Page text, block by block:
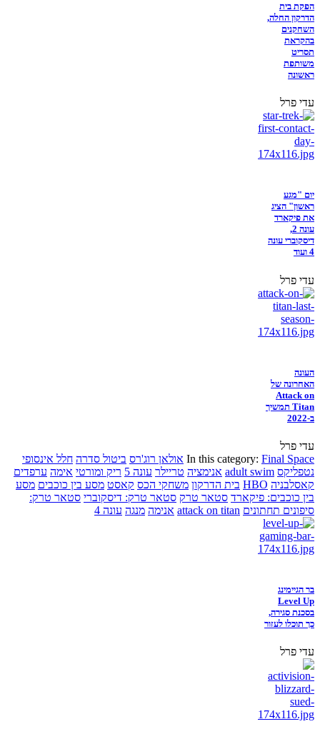
הפקת בית
הדרקון החלה,
השחקנים
בהקראת
תסריט
משותפת
ראשונה
עדי פרל
יום "מגע
ראשון" הציג
את פיקארד
עונה 2,
דיסקוברי עונה
4 ועוד
עדי פרל
העונה
האחרונה של
Attack on
Titan תמשיך
ב-2022
עדי פרל
In this category: Final Space אולאן רוג'רס ביטול סדרה חלל אינסופי
נטפליקס adult swim אנימציה טריילר עונה 5 ריק ומורטי אימה ערפדים
קאסלבניה HBO בית הדרקון משחקי הכס קאסט מסע בין כוכבים מסע
בין כוכבים: פיקארד סטאר טרק סטאר טרק: דיסקוברי סטאר טרק:
סיפונים תחתונים attack on titan אנימה מנגה עונה 4
בר הגיימינג
Level Up
בסכנת סגירה,
כך תוכלו לעזור
עדי פרל